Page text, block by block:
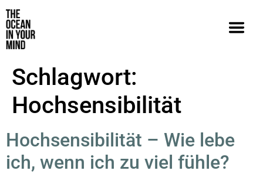
Schlagwort:
Hochsensibilität
Hochsensibilität – Wie lebe
ich, wenn ich zu viel fühle?